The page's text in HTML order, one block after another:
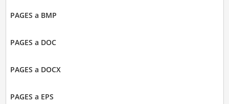
PAGES a BMP
PAGES a DOC
PAGES a DOCX
PAGES a EPS